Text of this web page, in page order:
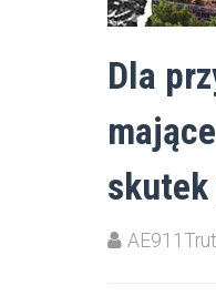
Dla
skutek